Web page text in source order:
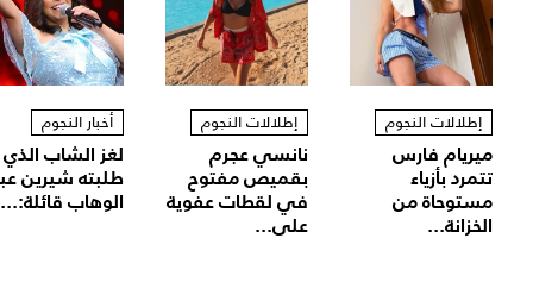
إطلالات النجوم
ميريام فارس
تتمرد بأزياء
مستوحاة من
الخزانة...
إطلالات النجوم
نانسي عجرم
بقميص مفتوح
في لقطات عفوية
على...
أخبار النجوم
لغز الشاب الذي
طلبته شيرين
الوهاب قائلة:...